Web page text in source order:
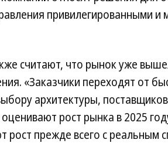
привилегированными
считают, что рынок уже
«Заказчики переходят от
архитектуры,
рост рынка в 2025
рост прежде всего с реальным